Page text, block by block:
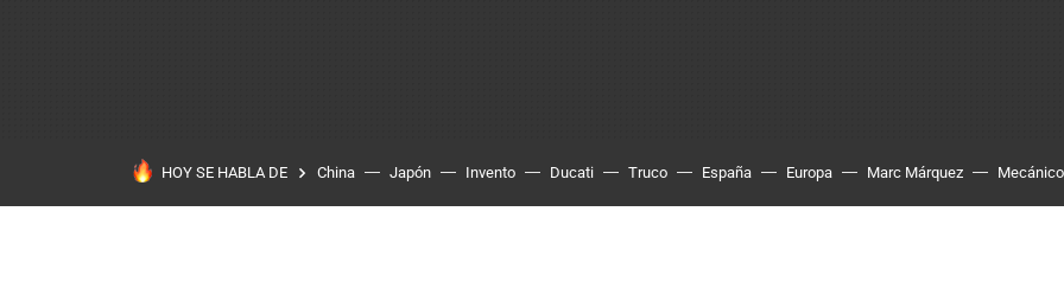
HOY SE HABLA DE China Japón Invento Ducati Truco España Europa Marc Márquez Mecánico